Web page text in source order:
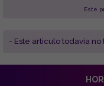
Este
- Este articulo todavía